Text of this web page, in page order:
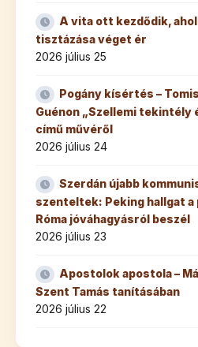
A vita ott kezdődik,
tisztázása véget ér
2026 július 25
Pogány kísértés –
Guénon „Szellemi tekintély
című művéről
2026 július 24
Szerdán újabb
szenteltek: Peking hallgat a
Róma jóváhagyásról beszél
2026 július 23
Apostolok apostola –
Szent Tamás tanításában
2026 július 22